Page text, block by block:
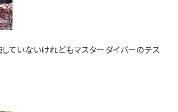
ていないけれどもマスターダイバーのテス